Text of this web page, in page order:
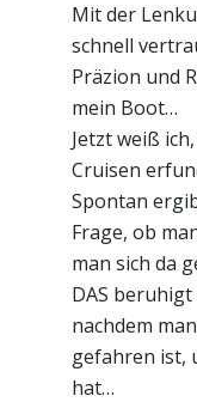
Mit der
schnell
Präzion und
mein Boot…
Jetzt weiß
Cruisen
Spontan
Frage, ob
man sich da
DAS beruhigt
nachdem
gefahren ist,
hat…